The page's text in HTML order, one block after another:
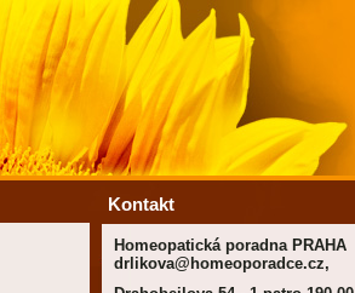
Kontakt
Homeopatická poradna PRAHA
drlikova@homeoporadce.cz,